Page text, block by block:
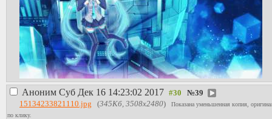
Аноним Суб Дек 16 14:23:02 2017 №39
15134233821110.jpg (345Кб, 3508x2480)
Показана уменьшенная копия,
по клику.